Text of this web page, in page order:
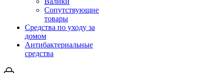
Сопутствующие
товары
Средства по уходу за
домом
Антибактериальные
средства